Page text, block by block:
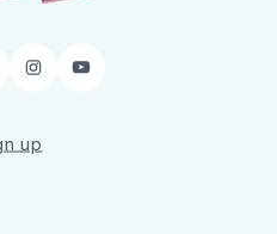
InstagramYouTube
up